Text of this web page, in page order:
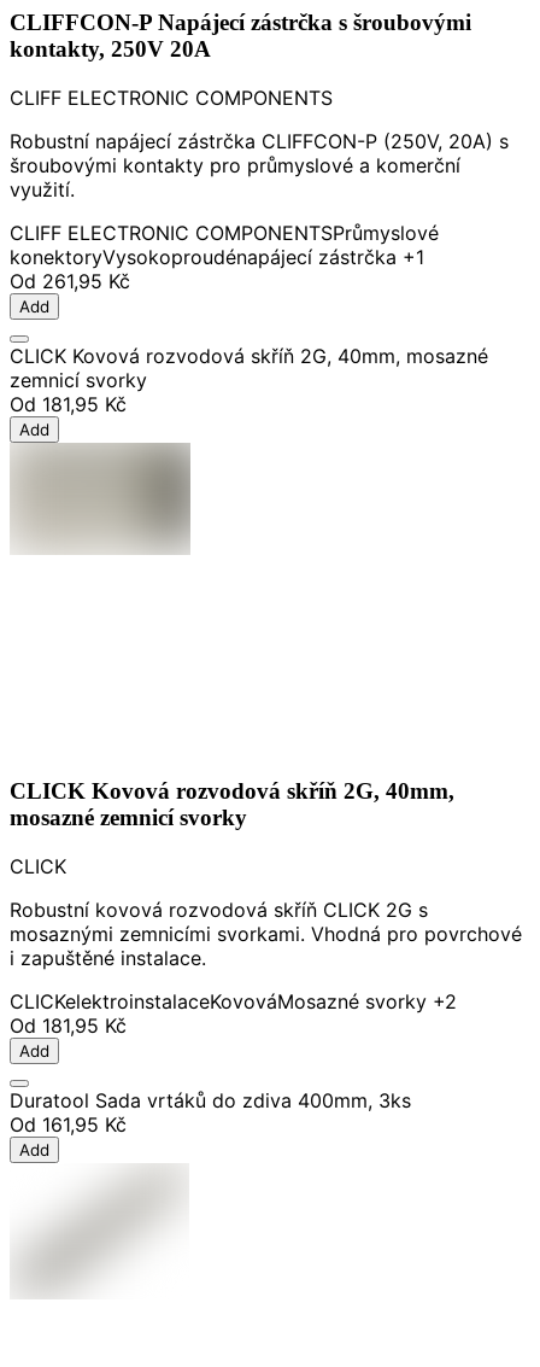
CLIFFCON-P Napájecí zástrčka s šroubovými
kontakty, 250V 20A
CLIFF ELECTRONIC COMPONENTS
Robustní napájecí zástrčka CLIFFCON-P (250V, 20A) s
šroubovými kontakty pro průmyslové a komerční
využití.
CLIFF ELECTRONIC COMPONENTSPrůmyslové
konektoryVysokoproudénapájecí zástrčka +1
Od 261,95 Kč
Add
CLICK Kovová rozvodová skříň 2G, 40mm, mosazné
zemnicí svorky
Od 181,95 Kč
Add
CLICK Kovová rozvodová skříň 2G, 40mm,
mosazné zemnicí svorky
CLICK
Robustní kovová rozvodová skříň CLICK 2G s
mosaznými zemnicími svorkami. Vhodná pro povrchové
i zapuštěné instalace.
CLICKelektroinstalaceKovováMosazné svorky +2
Od 181,95 Kč
Add
Duratool Sada vrtáků do zdiva 400mm, 3ks
Od 161,95 Kč
Add